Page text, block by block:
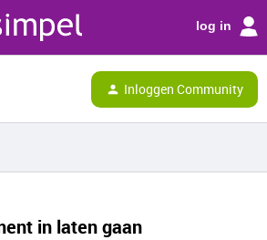
log in
Inloggen Community
in laten gaan